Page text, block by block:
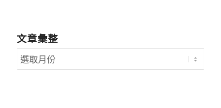
文章彙整